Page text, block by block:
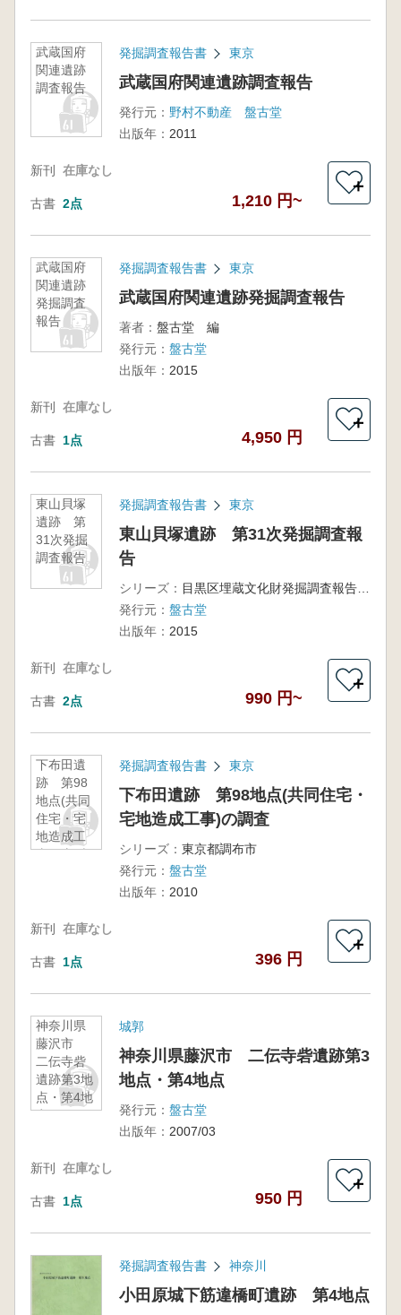
武蔵国府
関連遺跡
調査報告
発掘調査報告書 東京
武蔵国府関連遺跡調査報告
発行元： 野村不動産 盤古堂
出版年： 2011
新刊 在庫なし
古書 2点 1,210 円~
＋
武蔵国府
関連遺跡
発掘調査
報告
発掘調査報告書 東京
武蔵国府関連遺跡発掘調査報告
著者： 盤古堂 編
発行元： 盤古堂
出版年： 2015
新刊 在庫なし
古書 1点 4,950 円
＋
東山貝塚
遺跡 第
31次発掘
調査報告
発掘調査報告書 東京
東山貝塚遺跡 第31次発掘調査報
告
シリーズ：
目黒区埋蔵文化財発掘調査報告書第29集
発行元： 盤古堂
出版年： 2015
新刊 在庫なし
古書 2点 990 円~
＋
下布田遺
跡 第98
地点(共同
住宅・宅
地造成工
事)の調査
発掘調査報告書 東京
下布田遺跡 第98地点(共同住宅・
宅地造成工事)の調査
シリーズ： 東京都調布市
発行元： 盤古堂
出版年： 2010
新刊 在庫なし
古書 1点 396 円
＋
神奈川県
藤沢市
二伝寺砦
遺跡第3地
点・第4地
点
城郭
神奈川県藤沢市 二伝寺砦遺跡第3
地点・第4地点
発行元： 盤古堂
出版年： 2007/03
新刊 在庫なし
古書 1点 950 円
＋
発掘調査報告書 神奈川
小田原城下筋違橋町遺跡 第4地点